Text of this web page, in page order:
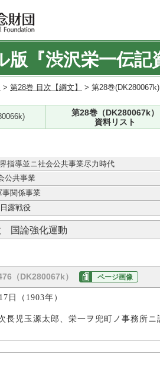
版『渋沢栄一伝記
> 第28巻 目次【綱文】 > 第28巻
第28巻（DK280067k）
資料リスト
指導並ニ社会公共事業尽力時代
共事業
関係事業
露戦役
国論強化運動
（DK280067k） ページ画像
日（1903年）
長児玉源太郎、栄一ヲ兜町ノ事務所